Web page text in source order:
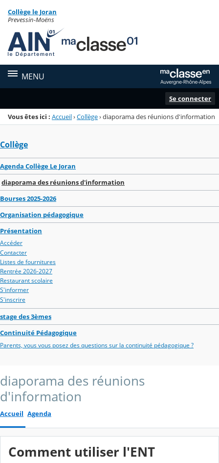
Menu de la rubrique
Contenu
Collège le Joran
Prevessin-Moëns
MENU
Se connecter
Vous êtes ici : Accueil›Collège›diaporama des réunions d'information
Collège
Agenda Collège Le Joran
diaporama des réunions d'information
Bourses 2025-2026
Organisation pédagogique
Présentation
Accéder
Contacter
Listes de fournitures
Rentrée 2026-2027
Restaurant scolaire
S'informer
S'inscrire
stage des 3èmes
Continuité Pédagogique
Parents, vous vous posez des questions sur la continuité pédagogique ?
diaporama des réunions
d'information
Accueil Agenda
Comment utiliser l'ENT